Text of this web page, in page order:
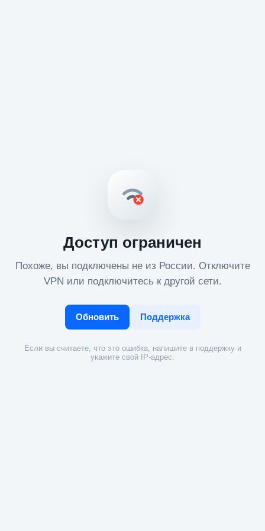
Доступ ограничен
Похоже, вы подключены не из России. Отключите
VPN или подключитесь к другой сети.
Обновить Поддержка
Если вы считаете, что это ошибка, напишите в поддержку и
укажите свой IP-адрес.